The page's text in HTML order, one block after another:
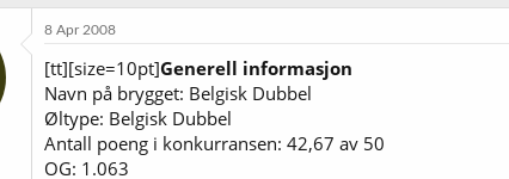
8 Apr 2008
[tt][size=10pt]Generell informasjon
Navn på brygget: Belgisk Dubbel
Øltype: Belgisk Dubbel
Antall poeng i konkurransen: 42,67 av 50
OG: 1.063